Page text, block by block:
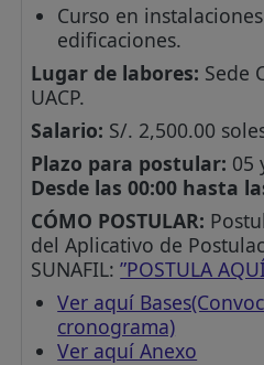
Curso en
edificaciones.
Lugar de labores: Sede
UACP.
Salario: S/. 2,500.00
Plazo para postular: 05
Desde las 00:00 hasta
CÓMO POSTULAR:
del Aplicativo de
SUNAFIL:”POSTULA
Ver aquí
cronograma)
Ver aquí Anexo